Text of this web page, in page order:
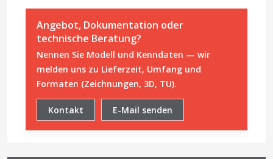
Angebot, Dokumentation oder
technische Beratung?
Nennen Sie Modell und Kenndaten — wir
melden uns zu Lieferzeit, Umfang und
Formaten (Zeichnungen, 3D, TU).
Kontakt E-Mail senden